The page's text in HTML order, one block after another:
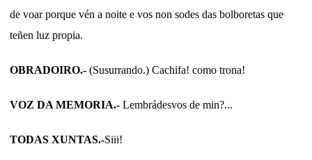
de voar porque vén a noite e vos non sodes das bolboretas que
teñen luz propia.
OBRADOIRO.- (Susurrando.) Cachifa! como trona!
VOZ DA MEMORIA.- Lembrádesvos de min?...
TODAS XUNTAS.-Siii!